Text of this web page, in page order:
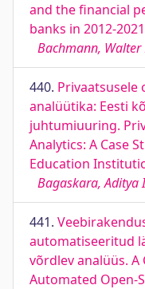
and the financial
banks in 2012-2021
Bachmann, Walter
440. Privaatsusele
analüütika: Eesti
juhtumiuuring.
Analytics: A Case
Education
Bagaskara, Aditya
441.
automatiseeritud
võrdlev analüüs.
Automated Open-